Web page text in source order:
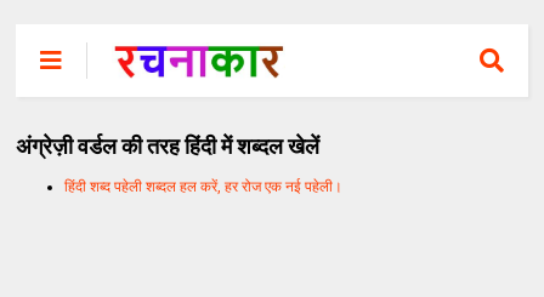
अंग्रेज़ी वर्डल की तरह हिंदी में शब्दल खेलें
हिंदी शब्द पहेली शब्दल हल करें, हर रोज एक नई पहेली।